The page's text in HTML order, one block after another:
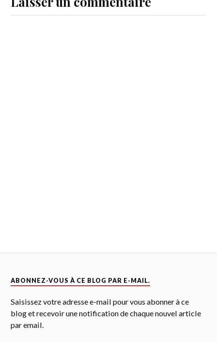
ABONNEZ-VOUS À CE BLOG PAR E-MAIL.
Saisissez votre adresse e-mail pour vous abonner à ce
blog et recevoir une notification de chaque nouvel article
par email.